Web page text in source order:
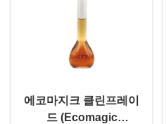
에코마지크 클린프레이
드 (Ecomagic